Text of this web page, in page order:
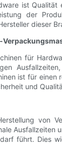
ist
der
dieser
für
ist für
und
von
führt. Dies